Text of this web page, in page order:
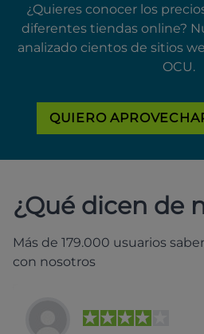
¿Quieres conocer los
diferentes tiendas online?
analizado cientos de sitios
OCU.
QUIERO
¿Qué dicen de
Más de 179.000 usuarios
con nosotros